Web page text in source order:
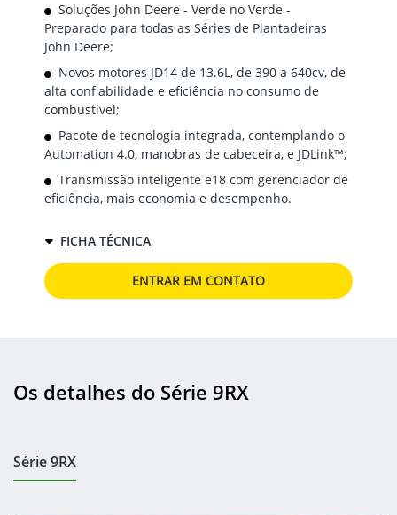
Soluções John Deere - Verde no Verde -
Preparado para todas as Séries de Plantadeiras
John Deere;
Novos motores JD14 de 13.6L, de 390 a 640cv, de
alta confiabilidade e eficiência no consumo de
combustível;
Pacote de tecnologia integrada, contemplando o
Automation 4.0, manobras de cabeceira, e JDLink™;
Transmissão inteligente e18 com gerenciador de
eficiência, mais economia e desempenho.
FICHA TÉCNICA
ENTRAR EM CONTATO
Os detalhes do Série 9RX
Série 9RX